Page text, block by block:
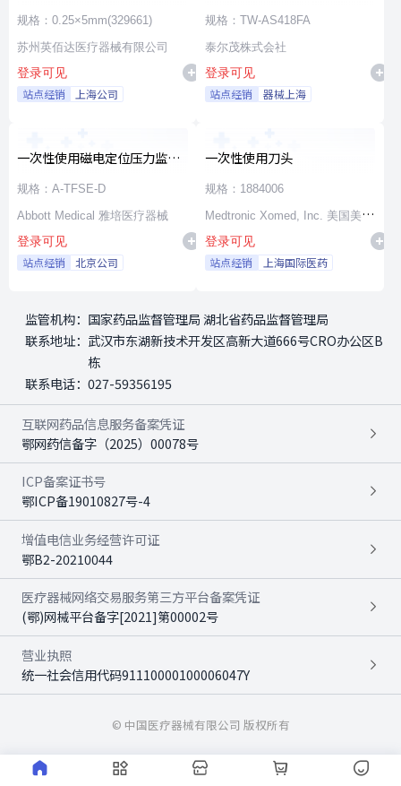
规格：0.25×5mm(329661)
苏州英佰达医疗器械有限公司
登录可见
站点经销 上海公司
规格：TW-AS418FA
泰尔茂株式会社
登录可见
站点经销 器械上海
一次性使用磁电定位压力监测
射频消融导管
规格：A-TFSE-D
Abbott Medical 雅培医疗器械
登录可见
站点经销 北京公司
一次性使用刀头
规格：1884006
Medtronic Xomed, Inc. 美国美敦
力施美敦股份有限公司
登录可见
站点经销 上海国际医药
监管机构： 国家药品监督管理局 湖北省药品监督管理局
联系地址： 武汉市东湖新技术开发区高新大道666号CRO办公区B
栋
联系电话： 027-59356195
互联网药品信息服务备案凭证
鄂网药信备字（2025）00078号
ICP备案证书号
鄂ICP备19010827号-4
增值电信业务经营许可证
鄂B2-20210044
医疗器械网络交易服务第三方平台备案凭证
(鄂)网械平台备字[2021]第00002号
营业执照
统一社会信用代码91110000100006047Y
© 中国医疗器械有限公司 版权所有